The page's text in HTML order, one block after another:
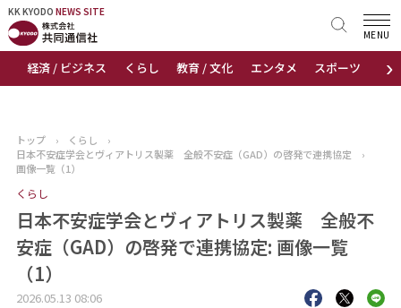
KK KYODO NEWS SITE
›
経済 / ビジネス くらし 教育 / 文化 エンタメ スポーツ 地域
MENU
KK KYODONEWS SITE
トップページ
ニュース
おすすめコンテンツ
出版物
会社概要
トップ › くらし
›
日本不安症学会とヴィアトリス製薬 全般不安症（GAD）の啓発で連携協定
›
画像一覧（1）
くらし
日本不安症学会とヴィアトリス製薬 全般不
安症（GAD）の啓発で連携協定: 画像一覧
（1）
2026.05.13 08:06